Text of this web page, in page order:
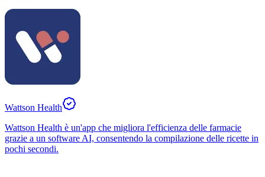
Wattson Health
Wattson Health è un'app che migliora l'efficienza delle farmacie
grazie a un software AI, consentendo la compilazione delle ricette in
pochi secondi.